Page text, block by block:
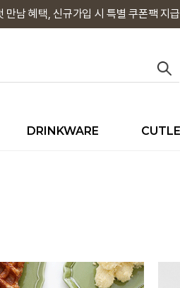
만남 혜택, 신규가입 시 특별 쿠폰팩 지급
DRINKWARE